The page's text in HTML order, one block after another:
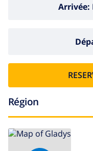
Arrivée:
Région